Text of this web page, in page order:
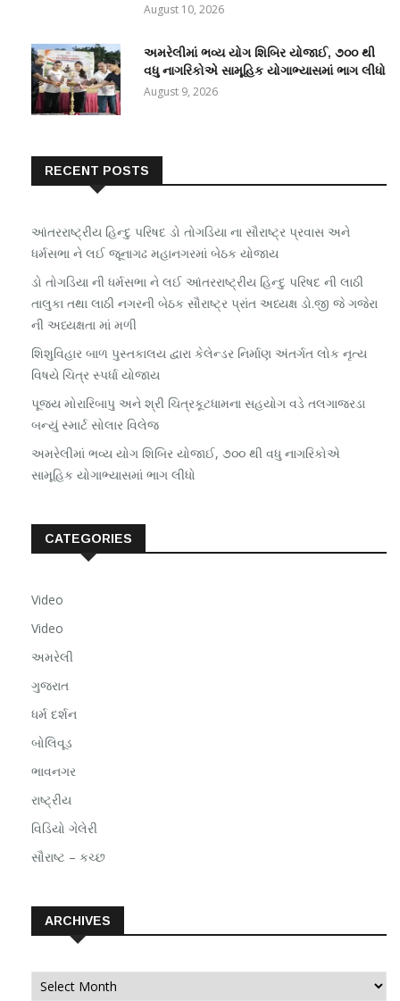
August 10, 2026
અમરેલીમાં ભવ્ય યોગ શિબિર યોજાઈ, ૭૦૦ થી
વધુ નાગરિકોએ સામૂહિક યોગાભ્યાસમાં ભાગ લીધો
August 9, 2026
RECENT POSTS
આંતરરાષ્ટ્રીય હિન્દુ પરિષદ ડો તોગડિયા ના સૌરાષ્ટ્ર પ્રવાસ અને
ધર્મસભા ને લઈ જૂનાગઢ મહાનગરમાં બેઠક યોજાય
ડો તોગડિયા ની ધર્મસભા ને લઈ આંતરરાષ્ટ્રીય હિન્દુ પરિષદ ની લાઠી
તાલુકા તથા લાઠી નગરની બેઠક સૌરાષ્ટ્ર પ્રાંત અધ્યક્ષ ડો.જી જે ગજેરા
ની અધ્યક્ષતા માં મળી
શિશુવિહાર બાળ પુસ્તકાલય દ્વારા કેલેન્ડર નિર્માણ અંતર્ગત લોક નૃત્ય
વિષયે ચિત્ર સ્પર્ધા યોજાય
પૂજ્ય મોરારિબાપુ અને શ્રી ચિત્રકૂટધામના સહયોગ વડે તલગાજરડા
બન્યું સ્માર્ટ સોલાર વિલેજ
અમરેલીમાં ભવ્ય યોગ શિબિર યોજાઈ, ૭૦૦ થી વધુ નાગરિકોએ
સામૂહિક યોગાભ્યાસમાં ભાગ લીધો
CATEGORIES
Video
Video
અમરેલી
ગુજરાત
ધર્મ દર્શન
બોલિવૂડ
ભાવનગર
રાષ્ટ્રીય
વિડિયો ગેલેરી
સૌરાષ્ટ – કચ્છ
ARCHIVES
Archives